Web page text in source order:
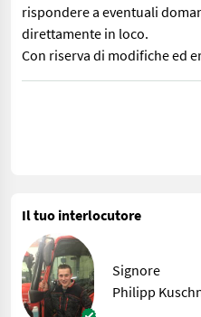
rispondere a eventuali
direttamente in loco.
Con riserva di modifiche ed
Tosaerba a motore Köppl
Il tuo interlocutore
Signore
Philipp